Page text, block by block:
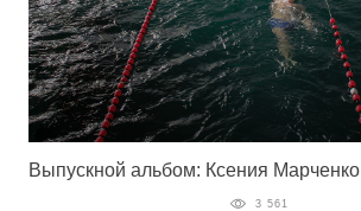
Выпускной альбом: Ксения Марченко
3 561